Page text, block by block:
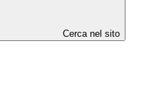
Cerca nel sito